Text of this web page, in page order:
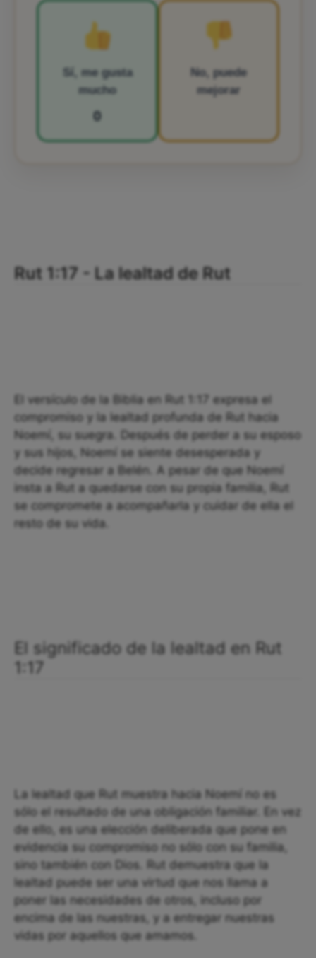
Sí, me gusta
mucho
0
No, puede
mejorar
Rut 1:17 - La lealtad de Rut
El versículo de la Biblia en Rut 1:17 expresa el
compromiso y la lealtad profunda de Rut hacia
Noemí, su suegra. Después de perder a su esposo
y sus hijos, Noemí se siente desesperada y
decide regresar a Belén. A pesar de que Noemí
insta a Rut a quedarse con su propia familia, Rut
se compromete a acompañarla y cuidar de ella el
resto de su vida.
El significado de la lealtad en Rut
1:17
La lealtad que Rut muestra hacia Noemí no es
sólo el resultado de una obligación familiar. En vez
de ello, es una elección deliberada que pone en
evidencia su compromiso no sólo con su familia,
sino también con Dios. Rut demuestra que la
lealtad puede ser una virtud que nos llama a
poner las necesidades de otros, incluso por
encima de las nuestras, y a entregar nuestras
vidas por aquellos que amamos.